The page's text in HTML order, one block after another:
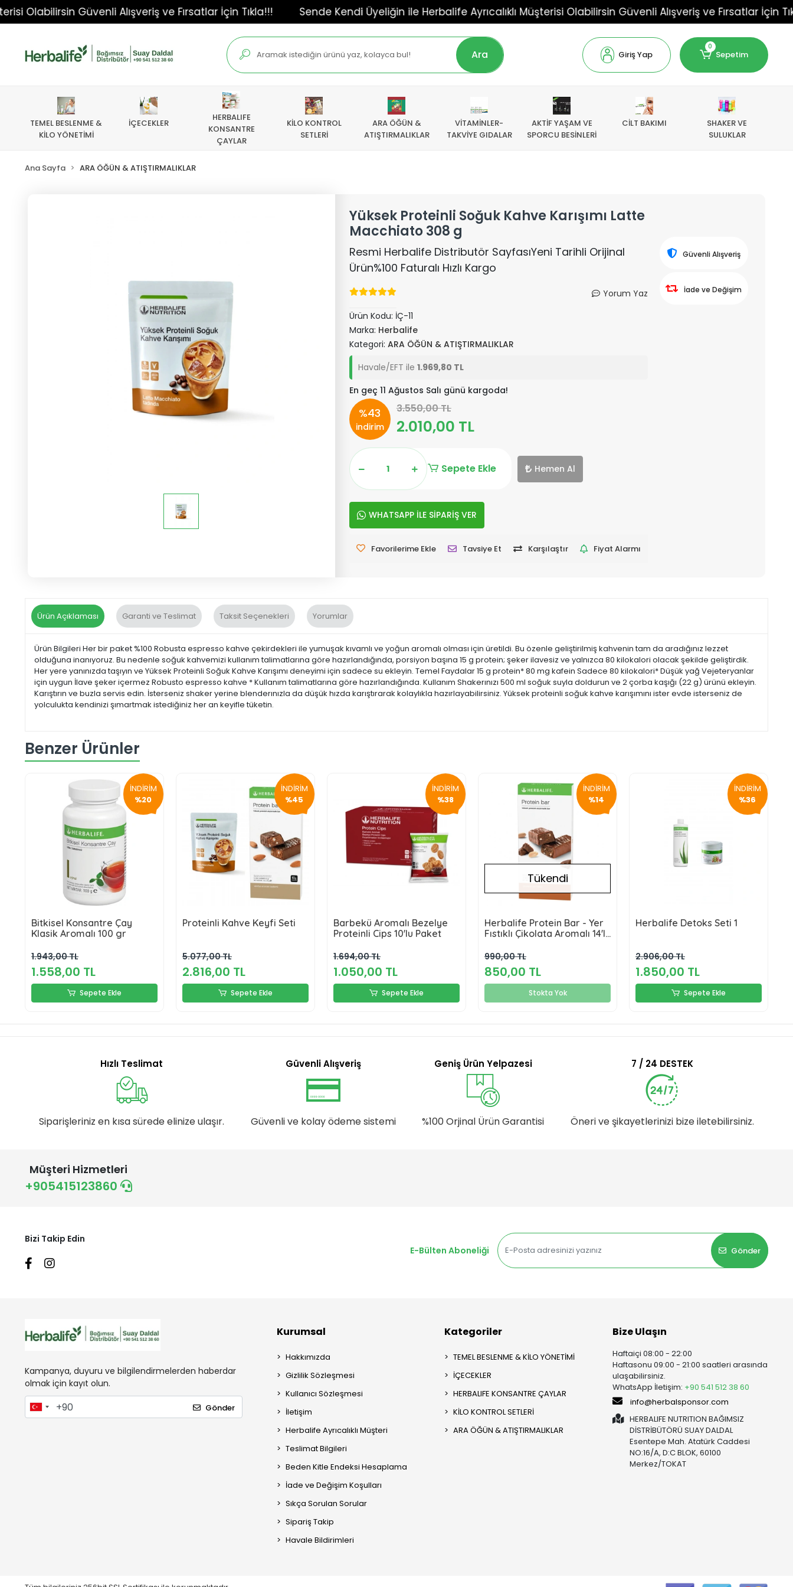
Güvenli Alışveriş ve Fırsatlar İçin Tıkla!!! Sende Kendi Üyeliğin ile Herbalife Ayrıcalıklı Müşterisi Olabilirsin Güvenli Alışveriş ve Fırsatlar İçin Tıkla!!!
Ara Giriş Yap
0
Sepetim
TEMEL BESLENME &
KİLO YÖNETİMİ
İÇECEKLER
HERBALIFE
KONSANTRE
ÇAYLAR
KİLO KONTROL
SETLERİ
ARA ÖĞÜN &
ATIŞTIRMALIKLAR
VİTAMİNLER-
TAKVİYE GIDALAR
AKTİF YAŞAM VE
SPORCU BESİNLERİ
CİLT BAKIMI
SHAKER VE
SULUKLAR
Ana Sayfa ARA ÖĞÜN & ATIŞTIRMALIKLAR
Yüksek Proteinli Soğuk Kahve Karışımı Latte
Macchiato 308 g
Resmi Herbalife Distributör SayfasıYeni Tarihli Orijinal
Ürün%100 Faturalı Hızlı Kargo
Yorum Yaz
Ürün Kodu: İÇ-11
Marka: Herbalife
Kategori: ARA ÖĞÜN & ATIŞTIRMALIKLAR
Havale/EFT ile 1.969,80 TL
En geç 11 Ağustos Salı günü kargoda!
%43
indirim
3.550,00 TL
2.010,00 TL
Sepete Ekle Hemen Al
WHATSAPP İLE SİPARİŞ VER
Favorilerime Ekle Tavsiye Et Karşılaştır Fiyat Alarmı
Güvenli Alışveriş
İade ve Değişim
Ürün Açıklaması Garanti ve Teslimat Taksit Seçenekleri Yorumlar
Ürün Bilgileri Her bir paket %100 Robusta espresso kahve çekirdekleri ile yumuşak kıvamlı ve yoğun aromalı olması için üretildi. Bu özenle geliştirilmiş kahvenin tam da aradığınız lezzet
olduğuna inanıyoruz. Bu nedenle soğuk kahvemizi kullanım talimatlarına göre hazırlandığında, porsiyon başına 15 g protein; şeker ilavesiz ve yalnızca 80 kilokalori olacak şekilde geliştirdik.
Her yere yanınızda taşıyın ve Yüksek Proteinli Soğuk Kahve Karışımı deneyimi için sadece su ekleyin. Temel Faydalar 15 g protein* 80 mg kafein Sadece 80 kilokalori* Düşük yağ Vejeteryanlar
için uygun İlave şeker içermez Robusto espresso kahve * Kullanım talimatlarına göre hazırlandığında. Kullanım Shakerınızı 500 ml soğuk suyla doldurun ve 2 çorba kaşığı (22 g) ürünü ekleyin.
Karıştırın ve buzla servis edin. İsterseniz shaker yerine blenderınızla da düşük hızda karıştırarak kolaylıkla hazırlayabilirsiniz. Yüksek proteinli soğuk kahve karışımını ister evde isterseniz de
yolculukta kendinizi şımartmak istediğiniz her an keyifle tüketin.
Benzer Ürünler
İNDİRİM
%20
Bitkisel Konsantre Çay
Klasik Aromalı 100 gr
1.943,00 TL
1.558,00 TL
Sepete Ekle
İNDİRİM
%45
Proteinli Kahve Keyfi Seti
5.077,00 TL
2.816,00 TL
Sepete Ekle
İNDİRİM
%38
Barbekü Aromalı Bezelye
Proteinli Cips 10'lu Paket
1.694,00 TL
1.050,00 TL
Sepete Ekle
İNDİRİM
%14
Tükendi
Herbalife Protein Bar - Yer
Fıstıklı Çikolata Aromalı 14'lü
990,00 TL
850,00 TL
Stokta Yok
İNDİRİM
%36
Herbalife Detoks Seti 1
2.906,00 TL
1.850,00 TL
Sepete Ekle
Hızlı Teslimat
Siparişleriniz en kısa sürede elinize ulaşır.
Güvenli Alışveriş
Güvenli ve kolay ödeme sistemi
Geniş Ürün Yelpazesi
%100 Orjinal Ürün Garantisi
7 / 24 DESTEK
Öneri ve şikayetlerinizi bize iletebilirsiniz.
Müşteri Hizmetleri
+905415123860
Bizi Takip Edin
E-Bülten Aboneliği
Gönder
Kampanya, duyuru ve bilgilendirmelerden haberdar
olmak için kayıt olun.
Gönder
Kurumsal
Hakkımızda
Gizlilik Sözleşmesi
Kullanıcı Sözleşmesi
İletişim
Herbalife Ayrıcalıklı Müşteri
Teslimat Bilgileri
Beden Kitle Endeksi Hesaplama
İade ve Değişim Koşulları
Sıkça Sorulan Sorular
Sipariş Takip
Havale Bildirimleri
Kategoriler
TEMEL BESLENME & KİLO YÖNETİMİ
İÇECEKLER
HERBALIFE KONSANTRE ÇAYLAR
KİLO KONTROL SETLERİ
ARA ÖĞÜN & ATIŞTIRMALIKLAR
Bize Ulaşın
Haftaiçi 08:00 - 22:00
Haftasonu 09:00 - 21:00 saatleri arasında
ulaşabilirsiniz.
WhatsApp İletişim: +90 541 512 38 60
info@herbalsponsor.com
HERBALIFE NUTRITION BAĞIMSIZ
DİSTRİBÜTÖRÜ SUAY DALDAL
Esentepe Mah. Atatürk Caddesi
NO:16/A, D:C BLOK, 60100
Merkez/TOKAT